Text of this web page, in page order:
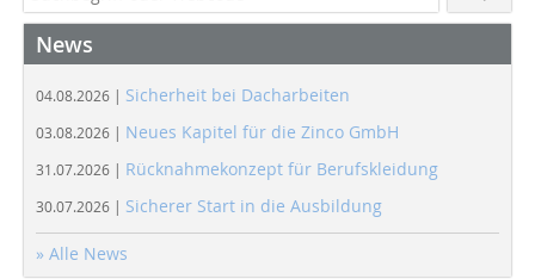
News
04.08.2026 | Sicherheit bei Dacharbeiten
03.08.2026 | Neues Kapitel für die Zinco GmbH
31.07.2026 | Rücknahmekonzept für Berufskleidung
30.07.2026 | Sicherer Start in die Ausbildung
» Alle News